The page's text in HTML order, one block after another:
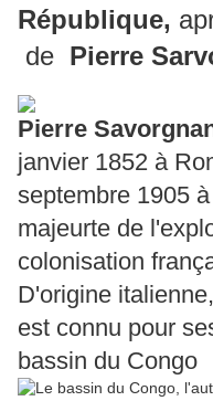
République,
de Pierre
Pierre
janvier 1852 à
septembre 1905
majeurte de
colonisation
D'origine
est connu pour
bassin du Congo